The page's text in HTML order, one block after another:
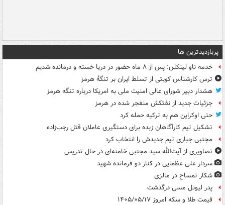
پربازدیدترین ها
خدمه ناو لینکلن: پس از ۸ ماه حضور در دریا خسته و درمانده‌ شدیم
ترس کارشناس کویتی از تسلط ایران بر تنگۀ هرمز
هشدار دبیر شورای عالی امنیت ملی به امریکا درباره تنگه هرمز
جزئیات جدید از نفتکش منفجر شده در هرمز
حتی اوکراین هم به ترکیه حمله کرد
تشکیل تیم کارآگاهان زبده برای دستگیری عاملان قتل رجب‌زاده
مجتبی جباری تیم جدیدش را انتخاب کرد
تصاویری از آیت‌الله سید مجتبی خامنه‌ای در حال تدریس
سردار علی عظمایی در کنار دو فرمانده شهید
شکار تمساح در مالزی
پدر لیونل مسی درگذشت
قیمت طلا و سکه امروز ۱۴۰۵/۰۵/۱۷